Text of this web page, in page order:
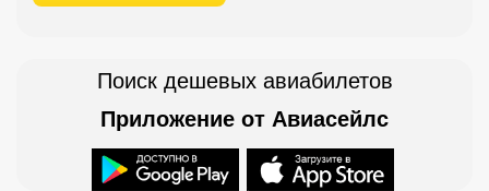
Поиск дешевых авиабилетов
Приложение от Авиасейлс